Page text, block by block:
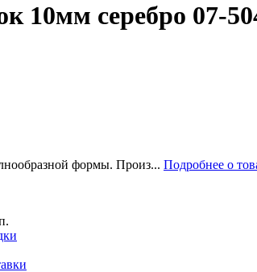
10мм серебро 07-
формы. Произ... Подробнее о